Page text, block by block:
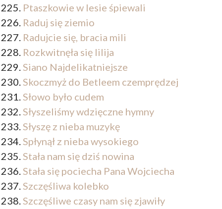
Ptaszkowie w lesie śpiewali
Raduj się ziemio
Radujcie się, bracia mili
Rozkwitnęła się lilija
Siano Najdelikatniejsze
Skoczmyż do Betleem czemprędzej
Słowo było cudem
Słyszeliśmy wdzięczne hymny
Słyszę z nieba muzykę
Spłynął z nieba wysokiego
Stała nam się dziś nowina
Stała się pociecha Pana Wojciecha
Szczęśliwa kolebko
Szczęśliwe czasy nam się zjawiły